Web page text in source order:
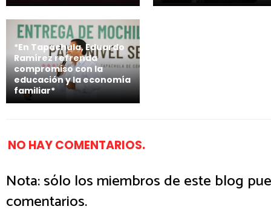
*En Tapachula, Eduardo
Ramírez refrenda
compromiso con la
educación y la economía
familiar*
NO HAY COMENTARIOS.
Nota: sólo los miembros de este blog
comentarios.